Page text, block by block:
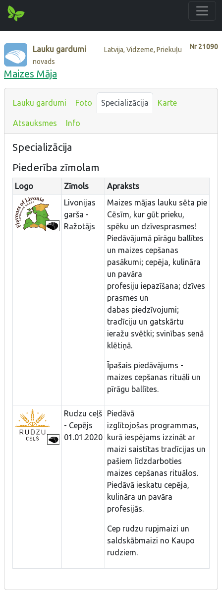
Nr21090
Lauku gardumi
Latvija, Vidzeme, Priekuļu
novads
Maizes Māja
Lauku gardumi Foto Specializācija Karte
Atsauksmes Info
Specializācija
Piederība zīmolam
Logo Zīmols
Apraksts
Livonijas
garša -
Ražotājs
Maizes mājas lauku sēta pie
Cēsīm, kur gūt prieku,
spēku un dzīvesprasmes!
Piedāvājumā pīrāgu ballītes
un maizes cepšanas
pasākumi; cepēja, kulināra
un pavāra
profesiju iepazīšana; dzīves
prasmes un
dabas piedzīvojumi;
tradīciju un gatskārtu
ieražu svētki; svinības senā
klētiņā.
Īpašais piedāvājums -
maizes cepšanas rituāli un
pīrāgu ballītes.
Rudzu ceļš
- Cepējs
01.01.2020
Piedāvā
izglītojošas programmas,
kurā iespējams izzināt ar
maizi saistītas tradīcijas un
pašiem līdzdarboties
maizes cepšanas rituālos.
Piedāvā ieskatu cepēja,
kulināra un pavāra
profesijās.
Cep rudzu rupjmaizi un
saldskābmaizi no Kaupo
rudziem.